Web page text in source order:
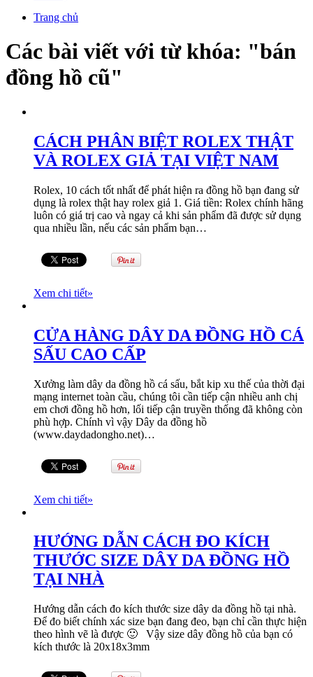
Trang chủ
Các bài viết với từ khóa: "bán
đồng hồ cũ"
CÁCH PHÂN BIỆT ROLEX THẬT
VÀ ROLEX GIẢ TẠI VIỆT NAM
Rolex, 10 cách tốt nhất để phát hiện ra đồng hồ bạn đang sử
dụng là rolex thật hay rolex giả 1. Giá tiền: Rolex chính hãng
luôn có giá trị cao và ngay cả khi sản phẩm đã được sử dụng
qua nhiều lần, nếu các sản phẩm bạn…
Xem chi tiết»
CỬA HÀNG DÂY DA ĐỒNG HỒ CÁ
SẤU CAO CẤP
Xưởng làm dây da đồng hồ cá sấu, bắt kip xu thế của thời đại
mạng internet toàn cầu, chúng tôi cần tiếp cận nhiều anh chị
em chơi đồng hồ hơn, lối tiếp cận truyền thống đã không còn
phù hợp. Chính vì vậy Dây da đồng hồ
(www.daydadongho.net)…
Xem chi tiết»
HƯỚNG DẪN CÁCH ĐO KÍCH
THƯỚC SIZE DÂY DA ĐỒNG HỒ
TẠI NHÀ
Hướng dẫn cách đo kích thước size dây da đồng hồ tại nhà.
Để đo biết chính xác size bạn đang đeo, bạn chỉ cần thực hiện
theo hình vẽ là được 🙂 Vậy size dây đồng hồ của bạn có
kích thước là 20x18x3mm